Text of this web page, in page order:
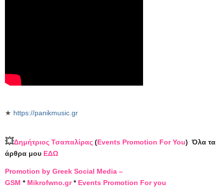
★ https://panikmusic.gr
💥Δημήτριος Τσαπαλίρας (Events Promotion For You) Όλα τα
άρθρα μου ΕΔΩ
Promotion by Greek Social Media –
GSM * Mikrofwno.gr* Events Promotion For you